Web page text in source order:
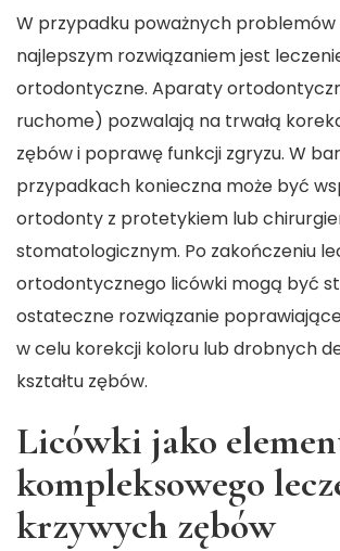
W przypadku poważnych problemów
najlepszym rozwiązaniem jest
ortodontyczne. Aparaty
ruchome) pozwalają na trwałą
zębów i poprawę funkcji zgryzu. W
przypadkach konieczna może być
ortodonty z protetykiem lub
stomatologicznym. Po zakończeniu
ortodontycznego licówki mogą być
ostateczne rozwiązanie
w celu korekcji koloru lub drobnych
kształtu zębów.
Licówki jako
kompleksowego
krzywych zębów